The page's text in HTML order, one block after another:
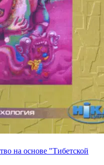
на основе "Тибетской